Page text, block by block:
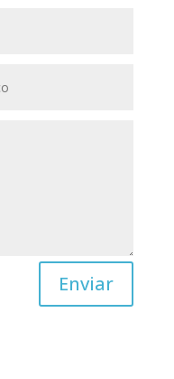
Enviar